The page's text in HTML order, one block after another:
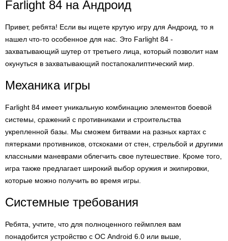
Farlight 84 на Андроид
Привет, ребята! Если вы ищете крутую игру для Андроид, то я
нашел что-то особенное для нас. Это Farlight 84 -
захватывающий шутер от третьего лица, который позволит нам
окунуться в захватывающий постапокалиптический мир.
Механика игры
Farlight 84 имеет уникальную комбинацию элементов боевой
системы, сражений с противниками и строительства
укрепленной базы. Мы сможем битвами на разных картах с
пятерками противников, отскоками от стен, стрельбой и другими
классными маневрами облегчить свое путешествие. Кроме того,
игра также предлагает широкий выбор оружия и экипировки,
которые можно получить во время игры.
Системные требования
Ребята, учтите, что для полноценного геймплея вам
понадобится устройство с ОС Android 6.0 или выше,